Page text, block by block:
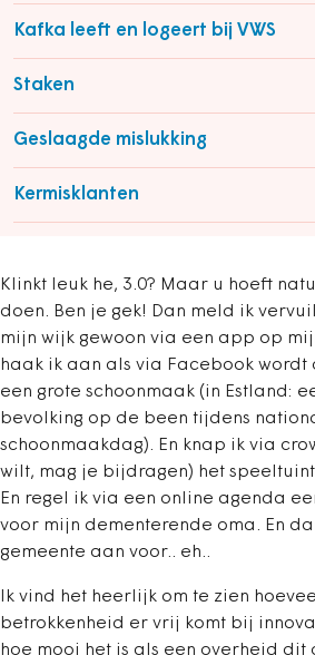
Kafka leeft en logeert bij VWS
Staken
Geslaagde mislukking
Kermisklanten
Klinkt leuk he, 3.0? Maar u hoeft
doen. Ben je gek! Dan meld ik
mijn wijk gewoon via een app op
haak ik aan als via Facebook wordt
een grote schoonmaak (in Estland:
bevolking op de been tijdens
schoonmaakdag). En knap ik via
wilt, mag je bijdragen) het
En regel ik via een online agenda
voor mijn dementerende oma. En
gemeente aan voor.. eh..
Ik vind het heerlijk om te zien
betrokkenheid er vrij komt bij
hoe mooi het is als een overheid dit